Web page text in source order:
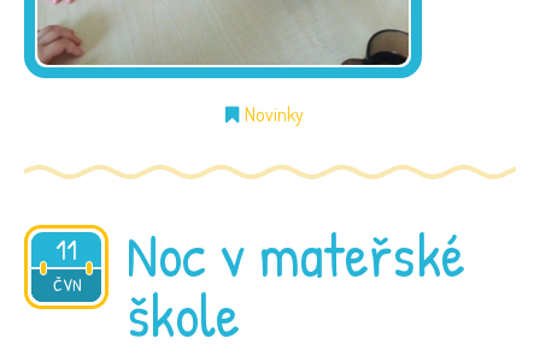
Novinky
11
ČVN
2026 Noc v mateřské
škole